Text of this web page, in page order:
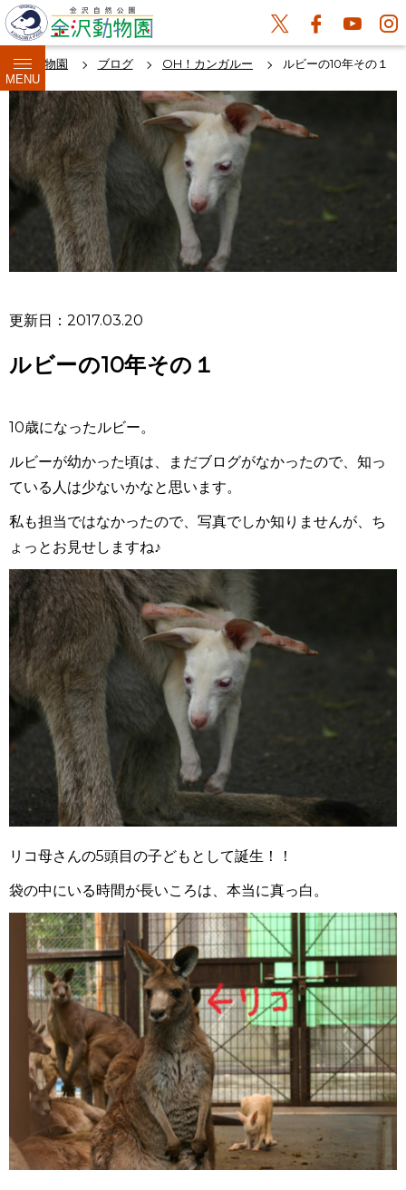
MENU
金沢動物園 ブログ OH！カンガルー ルビーの10年その１
更新日：2017.03.20
ルビーの10年その１
10歳になったルビー。
ルビーが幼かった頃は、まだブログがなかったので、知っ
ている人は少ないかなと思います。
私も担当ではなかったので、写真でしか知りませんが、ち
ょっとお見せしますね♪
リコ母さんの5頭目の子どもとして誕生！！
袋の中にいる時間が長いころは、本当に真っ白。